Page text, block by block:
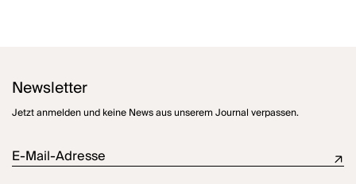
Newsletter
Jetzt anmelden und keine News aus unserem Journal verpassen.
E-Mail-Adresse